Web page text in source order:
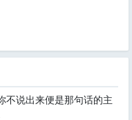
不说出来便是那句话的主